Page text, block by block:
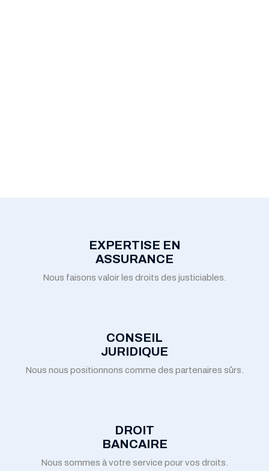
EXPERTISE EN
ASSURANCE
Nous faisons valoir les droits des justiciables.
CONSEIL
JURIDIQUE
Nous nous positionnons comme des partenaires sûrs.
DROIT
BANCAIRE
Nous sommes à votre service pour vos droits.